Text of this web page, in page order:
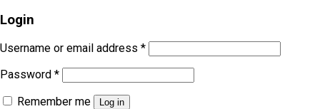
Login
Username or email address *
Password *
Remember me
Log in